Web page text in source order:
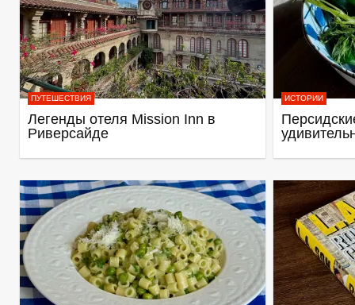
ПУТЕШЕСТВИЯ
Легенды отеля Mission Inn в
Риверсайде
ИСТОРИИ